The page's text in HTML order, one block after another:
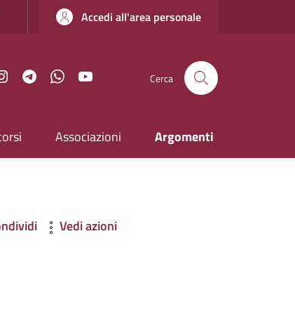
Accedi all'area personale
InstagramTelegramWhatsApp Cerca
Associazioni Argomenti
Vedi azioni